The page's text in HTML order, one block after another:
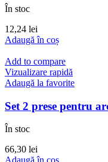
În stoc
12,24 lei
Adaugă în coș
Add to compare
Vizualizare rapidă
Adaugă la favorite
Set 2 prese pentru
În stoc
66,30 lei